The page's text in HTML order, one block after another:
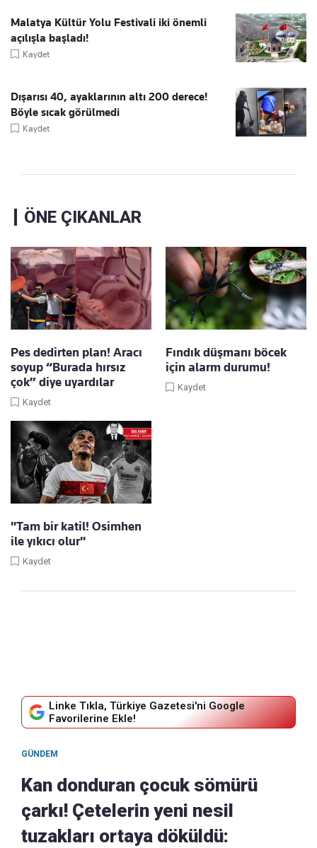
Malatya Kültür Yolu Festivali iki önemli
açılışla başladı!
Kaydet
Dışarısı 40, ayaklarının altı 200 derece!
Böyle sıcak görülmedi
Kaydet
ÖNE ÇIKANLAR
Pes dedirten plan! Aracı
soyup “Burada hırsız
çok” diye uyardılar
Kaydet
Fındık düşmanı böcek
için alarm durumu!
Kaydet
"Tam bir katil! Osimhen
ile yıkıcı olur"
Kaydet
Linke Tıkla, Türkiye Gazetesi'ni Google
Favorilerine Ekle!
GÜNDEM
Kan donduran çocuk sömürü
çarkı! Çetelerin yeni nesil
tuzakları ortaya döküldü: